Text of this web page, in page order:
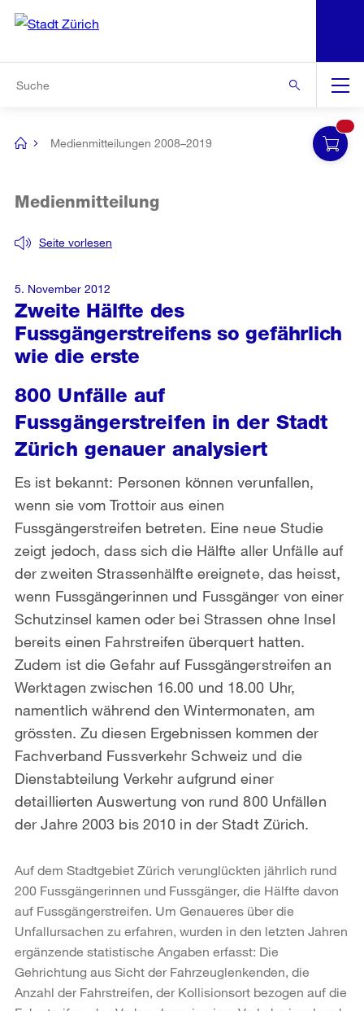
Navigation
[no
Medienmitteilungen 2008–2019
Zweite Hälfte des
Fussgängerstreifens so gefährlich
wie die erste
Seite vorlesen
Medienmitteilung
800 Unfälle auf
Fussgängerstreifen in der Stadt
Zürich genauer analysiert
Es ist bekannt: Personen können verunfallen,
wenn sie vom Trottoir aus einen
Fussgängerstreifen betreten. Eine neue Studie
zeigt jedoch, dass sich die Hälfte aller Unfälle auf
der zweiten Strassenhälfte ereignete, das heisst,
wenn Fussgängerinnen und Fussgänger von einer
Schutzinsel kamen oder bei Strassen ohne Insel
bereits einen Fahrstreifen überquert hatten.
Zudem ist die Gefahr auf Fussgängerstreifen an
Werktagen zwischen 16.00 und 18.00 Uhr,
namentlich während den Wintermonaten, am
grössten. Zu diesen Ergebnissen kommen der
Fachverband Fussverkehr Schweiz und die
Dienstabteilung Verkehr aufgrund einer
detaillierten Auswertung von rund 800 Unfällen
der Jahre 2003 bis 2010 in der Stadt Zürich.
5. November 2012
Auf dem Stadtgebiet Zürich verunglückten jährlich rund
200 Fussgängerinnen und Fussgänger, die Hälfte davon
auf Fussgängerstreifen. Um Genaueres über die
Unfallursachen zu erfahren, wurden in den letzten Jahren
ergänzende statistische Angaben erfasst: Die
Gehrichtung aus Sicht der Fahrzeuglenkenden, die
Anzahl der Fahrstreifen, der Kollisionsort bezogen auf die